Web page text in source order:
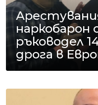
наркобарон
ръководел
дрога в